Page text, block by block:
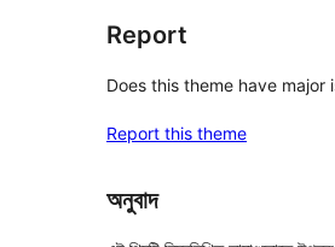
Report
Does this theme have major
Report this theme
অনুবাদ